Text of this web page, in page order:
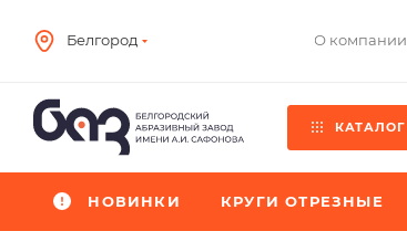
Белгород О компании
КАТАЛОГ
НОВИНКИ КРУГИ ОТРЕЗНЫЕ